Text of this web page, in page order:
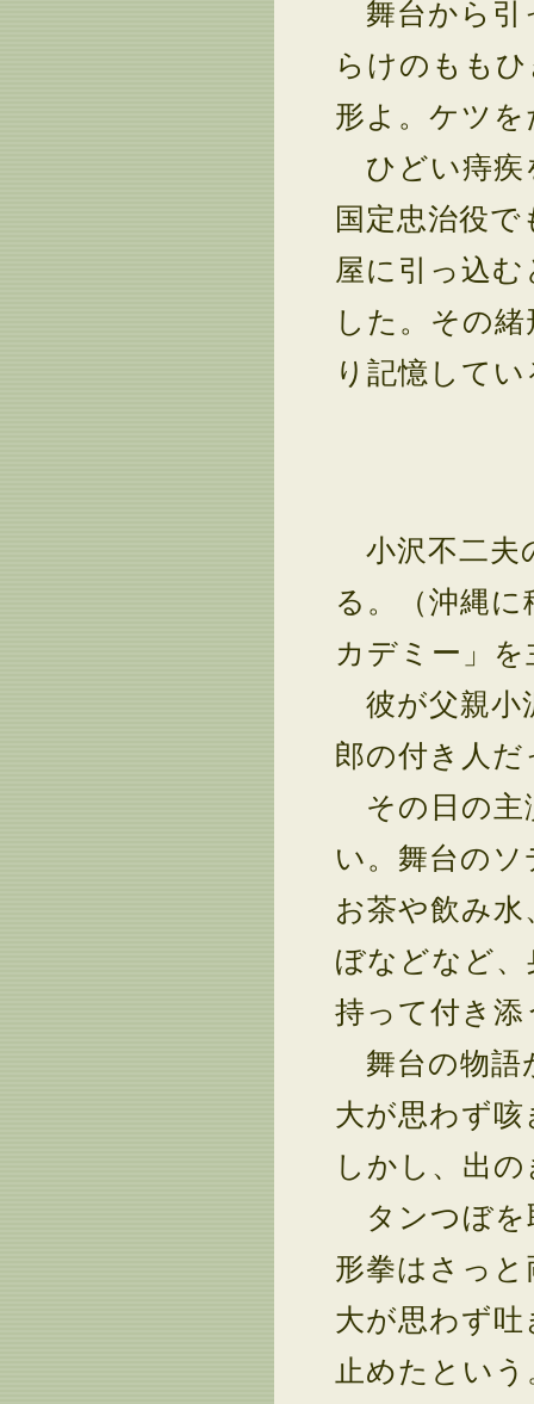
舞台から引
らけのもも
形よ。ケツ
ひどい痔疾
国定忠治役
屋に引っ込
した。その
り記憶してい
小沢不二夫
る。（沖縄
カデミー」
彼が父親小
郎の付き人
その日の主
い。舞台の
お茶や飲み
ぼなどなど
持って付き添
舞台の物語
大が思わず
しかし、出
タンつぼを
形拳はさっ
大が思わず
止めたという